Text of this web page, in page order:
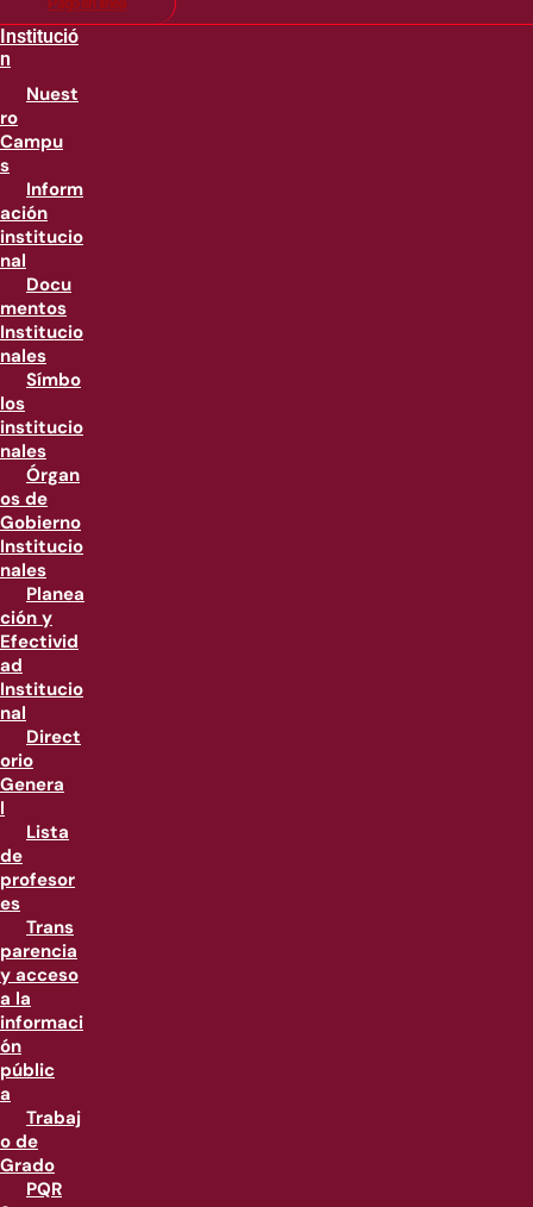
Institució
n
Nuest
ro
Campu
s
Inform
ación
institucio
nal
Docu
mentos
Institucio
nales
Símbo
los
institucio
nales
Órgan
os de
Gobierno
Institucio
nales
Planea
ción y
Efectivid
ad
Institucio
nal
Direct
orio
Genera
l
Lista
de
profesor
es
Trans
parencia
y acceso
a la
informaci
ón
públic
a
Trabaj
o de
Grado
PQR